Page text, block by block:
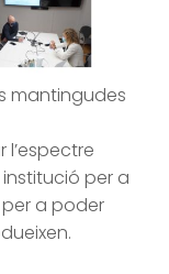
mantingudes
l’espectre
per a
a poder